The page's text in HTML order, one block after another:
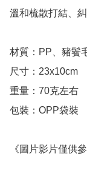
溫和梳散打結、
材質：PP、豬鬢
尺寸：23x10cm
重量：70克左右
包裝：OPP袋裝
《圖片影片僅供